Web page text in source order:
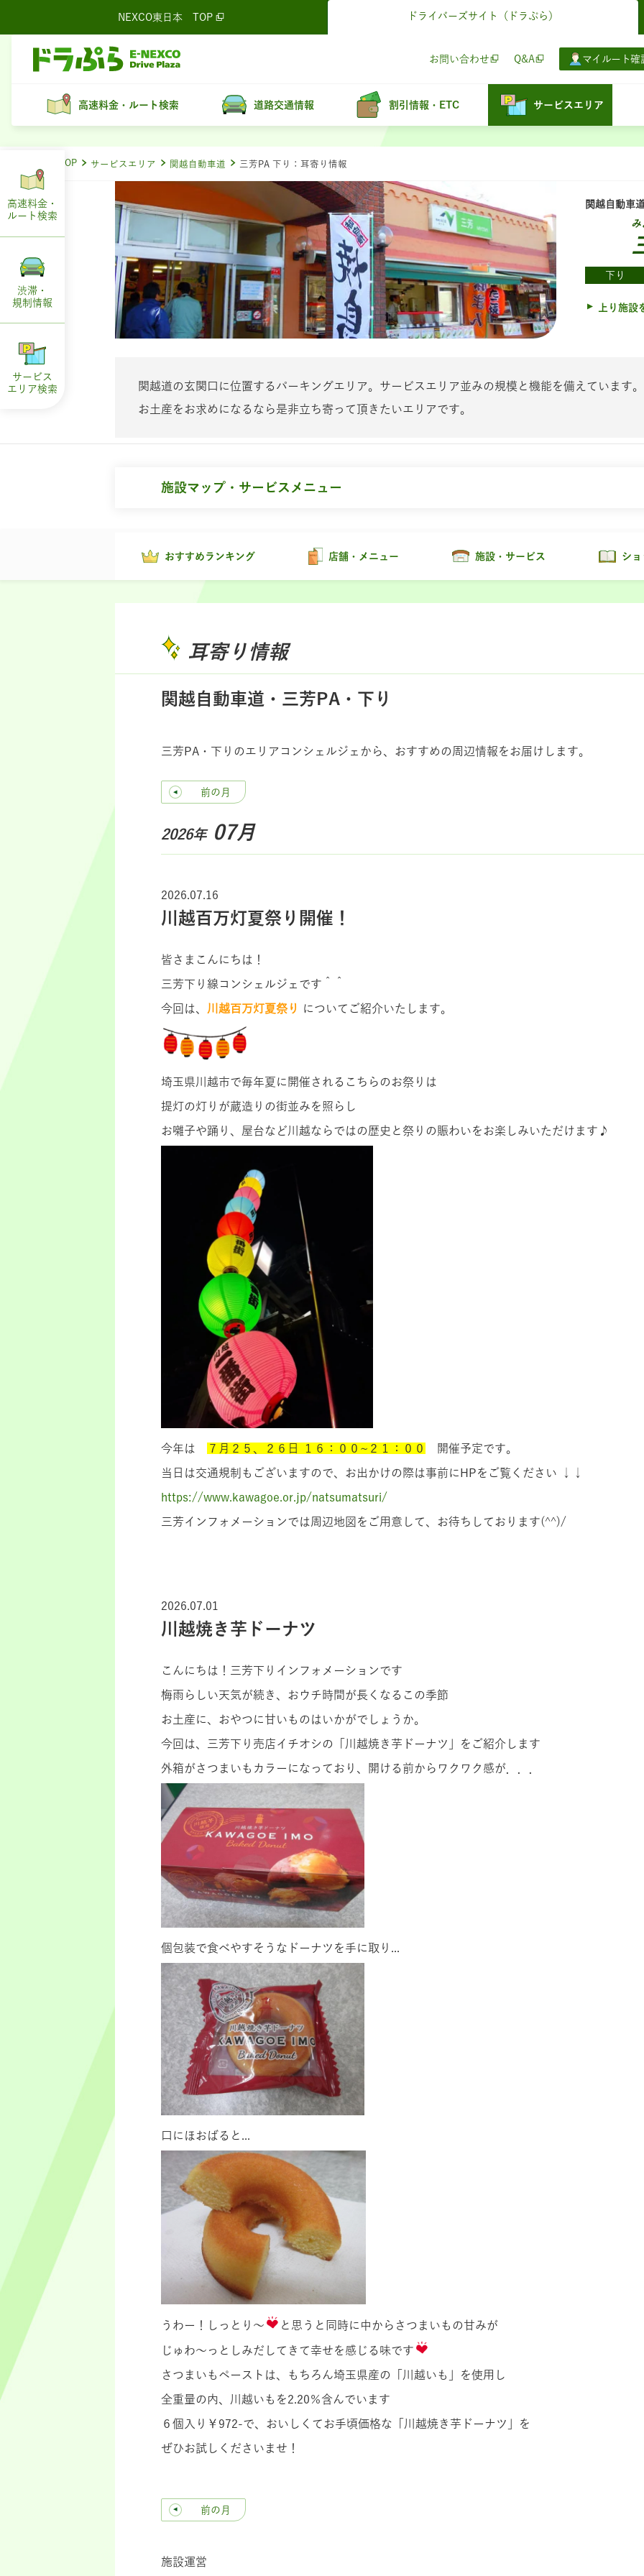
NEXCO東日本 TOP ドライバーズサイト （ドラぷら）
お問い合わせ Q&A マイルート確
高速料金・ルート検索 道路交通情報 割引情報・ETC サービスエリア
ドラぷらTOP サービスエリア 関越自動車道 三芳PA 下り：耳寄り情報
関越自動車
み
下り
上り施設
関越道の玄関口に位置するパーキングエリア。サービスエリア並みの規模と機能を備えています。
お土産をお求めになるなら是非立ち寄って頂きたいエリアです。
施設マップ・サービスメニュー
おすすめランキング 店舗・メニュー 施設・サービス シ
耳寄り情報
関越自動車道・三芳PA・下り
三芳PA・下りのエリアコンシェルジェから、おすすめの周辺情報をお届けします。
前の月
2026年 07月
2026.07.16
川越百万灯夏祭り開催！
皆さまこんにちは！
三芳下り線コンシェルジェです＾＾
今回は、 川越百万灯夏祭り についてご紹介いたします。
埼玉県川越市で毎年夏に開催されるこちらのお祭りは
提灯の灯りが蔵造りの街並みを照らし
お囃子や踊り、屋台など川越ならではの歴史と祭りの賑わいをお楽しみいただけます♪
今年は ７月２５、２６日 １６：００~２１：００ 開催予定です。
当日は交通規制もございますので、お出かけの際は事前にHPをご覧ください ↓↓
https://www.kawagoe.or.jp/natsumatsuri/
三芳インフォメーションでは周辺地図をご用意して、お待ちしております(^^)/
2026.07.01
川越焼き芋ドーナツ
こんにちは！三芳下りインフォメーションです
梅雨らしい天気が続き、おウチ時間が長くなるこの季節
お土産に、おやつに甘いものはいかがでしょうか。
今回は、三芳下り売店イチオシの「川越焼き芋ドーナツ」をご紹介します
外箱がさつまいもカラーになっており、開ける前からワクワク感が．．．
個包装で食べやすそうなドーナツを手に取り...
口にほおばると...
うわー！しっとり～ と思うと同時に中からさつまいもの甘みが
じゅわ～っとしみだしてきて幸せを感じる味です
さつまいもペーストは、もちろん埼玉県産の「川越いも」を使用し
全重量の内、川越いもを2.20％含んでいます
６個入り￥972-で、おいしくてお手頃価格な「川越焼き芋ドーナツ」を
ぜひお試しくださいませ！
前の月
施設運営
高速料金・
ルート 検索
渋滞・
規制情報
サービス
エリア検索